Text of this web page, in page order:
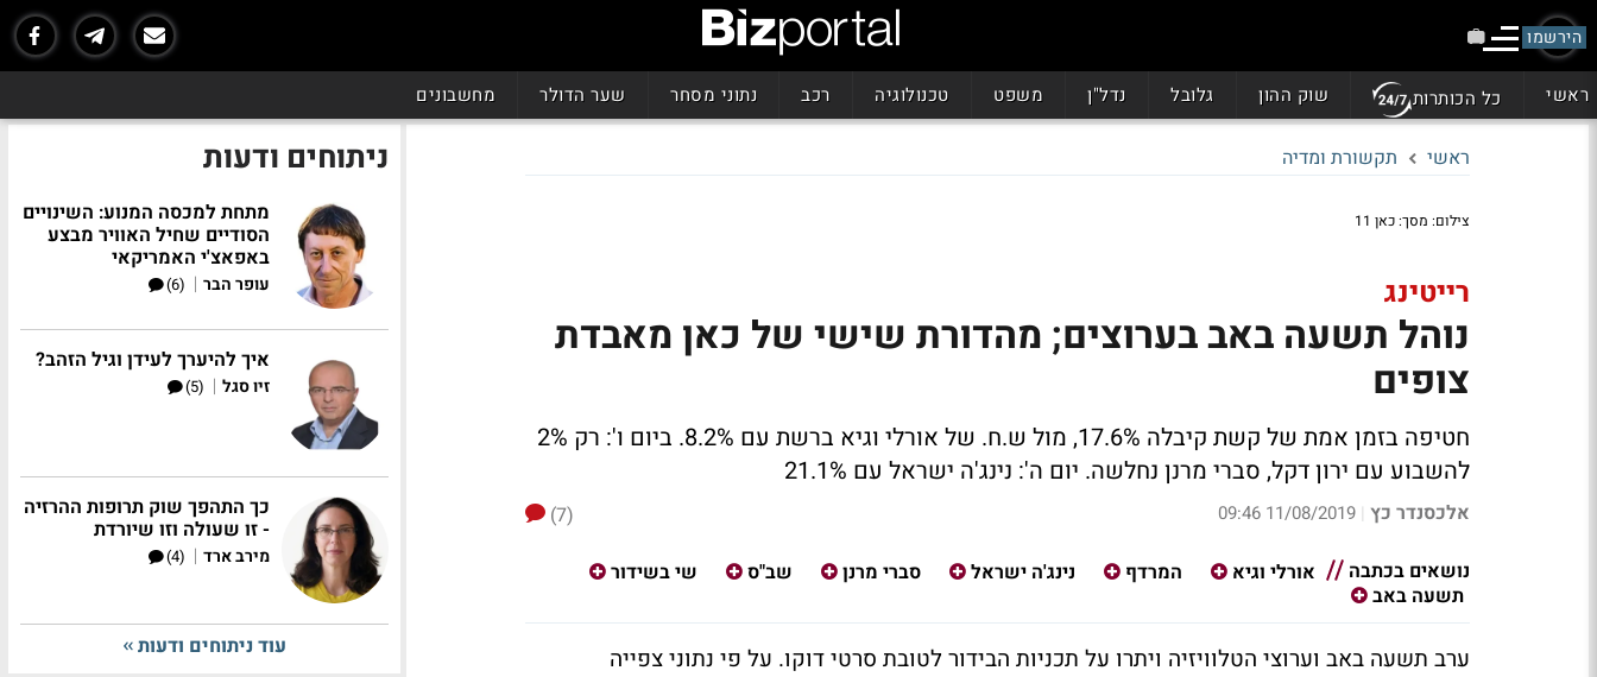
הירשמו
ראשי כל הכותרות שוק ההון גלובל נדל"ן משפט טכנולוגיה רכב נתוני מסחר שער הדולר מחשבונים
ראשי תקשורת ומדיה
צילום: מסך: כאן 11
רייטינג
נוהל תשעה באב בערוצים; מהדורת שישי של כאן מאבדת
צופים
חטיפה בזמן אמת של קשת קיבלה 17.6%, מול ש.ח. של אורלי וגיא ברשת עם 8.2%. ביום ו': רק 2%
להשבוע עם ירון דקל, סברי מרנן נחלשה. יום ה': נינג'ה ישראל עם 21.1%
אלכסנדר כץ |
11/08/2019 09:46
(7)
נושאים בכתבה
אורלי וגיא המרדף נינג'ה ישראל סברי מרנן שב"ס
שי בשידור
תשעה באב
ערב תשעה באב וערוצי הטלוויזיה ויתרו על תכניות הבידור לטובת סרטי דוקו. על פי נתוני צפייה
ניתוחים ודעות
מתחת למכסה המנוע: השינויים
הסודיים שחיל האוויר מבצע
באפאצ'י האמריקאי
עופר הבר |
(6)
איך להיערך לעידן וגיל הזהב?
זיו סגל |
(5)
כך התהפך שוק תרופות ההרזיה
- זו שעולה וזו שיורדת
מירב ארד |
(4)
עוד ניתוחים ודעות